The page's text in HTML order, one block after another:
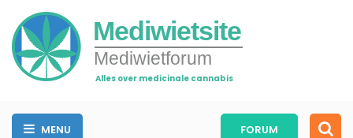
Mediwietsite
Mediwietforum
Alles over medicinale cannabis
MENU FORUM